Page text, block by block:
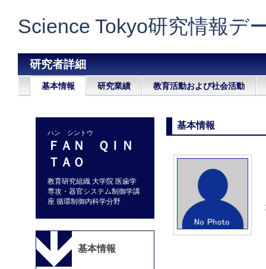
Science Tokyo研究情報デ
研究者詳細
基本情報 研究業績 教育活動および社会活動
ハン シントウ
ＦＡＮ ＱＩＮ
ＴＡＯ
教育研究組織 大学院 医歯学
専攻・器官システム制御学講
座 循環制御内科学分野
基本情報
基本情報